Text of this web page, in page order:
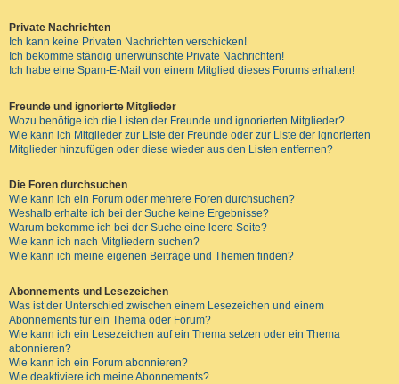
Private Nachrichten
Ich kann keine Privaten Nachrichten verschicken!
Ich bekomme ständig unerwünschte Private Nachrichten!
Ich habe eine Spam-E-Mail von einem Mitglied dieses Forums erhalten!
Freunde und ignorierte Mitglieder
Wozu benötige ich die Listen der Freunde und ignorierten Mitglieder?
Wie kann ich Mitglieder zur Liste der Freunde oder zur Liste der ignorierten
Mitglieder hinzufügen oder diese wieder aus den Listen entfernen?
Die Foren durchsuchen
Wie kann ich ein Forum oder mehrere Foren durchsuchen?
Weshalb erhalte ich bei der Suche keine Ergebnisse?
Warum bekomme ich bei der Suche eine leere Seite?
Wie kann ich nach Mitgliedern suchen?
Wie kann ich meine eigenen Beiträge und Themen finden?
Abonnements und Lesezeichen
Was ist der Unterschied zwischen einem Lesezeichen und einem
Abonnements für ein Thema oder Forum?
Wie kann ich ein Lesezeichen auf ein Thema setzen oder ein Thema
abonnieren?
Wie kann ich ein Forum abonnieren?
Wie deaktiviere ich meine Abonnements?